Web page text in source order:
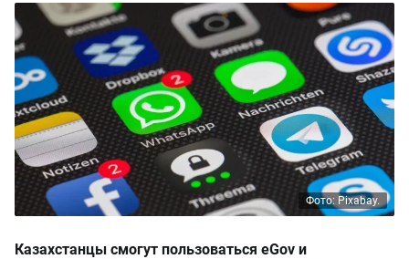
Фото: Pixabay.
Казахстанцы смогут пользоваться eGov и